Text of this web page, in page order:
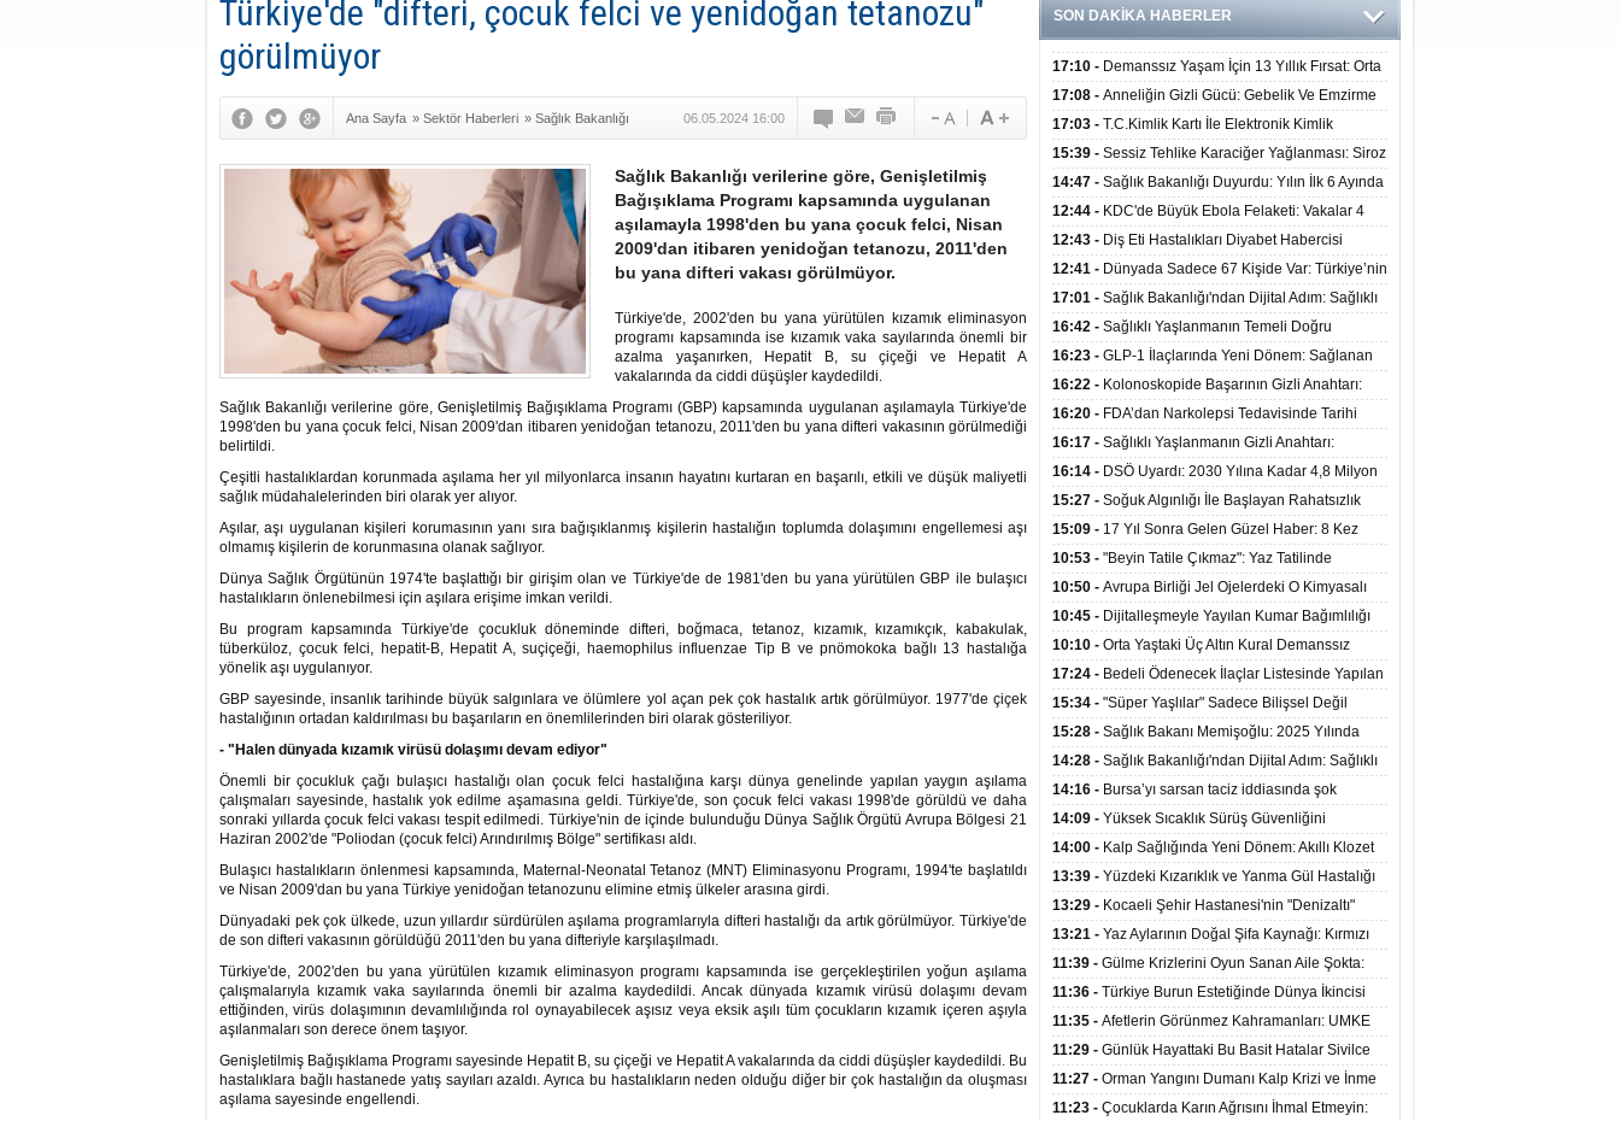
Türkiye'de "difteri, çocuk felci ve yenidoğan tetanozu"
görülmüyor
Ana Sayfa » Sektör Haberleri » Sağlık Bakanlığı 06.05.2024 16:00
Sağlık Bakanlığı verilerine göre, Genişletilmiş
Bağışıklama Programı kapsamında uygulanan
aşılamayla 1998'den bu yana çocuk felci, Nisan
2009'dan itibaren yenidoğan tetanozu, 2011'den
bu yana difteri vakası görülmüyor.
Türkiye'de, 2002'den bu yana yürütülen kızamık eliminasyon
programı kapsamında ise kızamık vaka sayılarında önemli bir
azalma yaşanırken, Hepatit B, su çiçeği ve Hepatit A
vakalarında da ciddi düşüşler kaydedildi.
Sağlık Bakanlığı verilerine göre, Genişletilmiş Bağışıklama Programı (GBP) kapsamında uygulanan aşılamayla Türkiye'de
1998'den bu yana çocuk felci, Nisan 2009'dan itibaren yenidoğan tetanozu, 2011'den bu yana difteri vakasının görülmediği
belirtildi.
Çeşitli hastalıklardan korunmada aşılama her yıl milyonlarca insanın hayatını kurtaran en başarılı, etkili ve düşük maliyetli
sağlık müdahalelerinden biri olarak yer alıyor.
Aşılar, aşı uygulanan kişileri korumasının yanı sıra bağışıklanmış kişilerin hastalığın toplumda dolaşımını engellemesi aşı
olmamış kişilerin de korunmasına olanak sağlıyor.
Dünya Sağlık Örgütünün 1974'te başlattığı bir girişim olan ve Türkiye'de de 1981'den bu yana yürütülen GBP ile bulaşıcı
hastalıkların önlenebilmesi için aşılara erişime imkan verildi.
Bu program kapsamında Türkiye'de çocukluk döneminde difteri, boğmaca, tetanoz, kızamık, kızamıkçık, kabakulak,
tüberküloz, çocuk felci, hepatit-B, Hepatit A, suçiçeği, haemophilus influenzae Tip B ve pnömokoka bağlı 13 hastalığa
yönelik aşı uygulanıyor.
GBP sayesinde, insanlık tarihinde büyük salgınlara ve ölümlere yol açan pek çok hastalık artık görülmüyor. 1977'de çiçek
hastalığının ortadan kaldırılması bu başarıların en önemlilerinden biri olarak gösteriliyor.
- "Halen dünyada kızamık virüsü dolaşımı devam ediyor"
Önemli bir çocukluk çağı bulaşıcı hastalığı olan çocuk felci hastalığına karşı dünya genelinde yapılan yaygın aşılama
çalışmaları sayesinde, hastalık yok edilme aşamasına geldi. Türkiye'de, son çocuk felci vakası 1998'de görüldü ve daha
sonraki yıllarda çocuk felci vakası tespit edilmedi. Türkiye'nin de içinde bulunduğu Dünya Sağlık Örgütü Avrupa Bölgesi 21
Haziran 2002'de "Poliodan (çocuk felci) Arındırılmış Bölge" sertifikası aldı.
Bulaşıcı hastalıkların önlenmesi kapsamında, Maternal-Neonatal Tetanoz (MNT) Eliminasyonu Programı, 1994'te başlatıldı
ve Nisan 2009'dan bu yana Türkiye yenidoğan tetanozunu elimine etmiş ülkeler arasına girdi.
Dünyadaki pek çok ülkede, uzun yıllardır sürdürülen aşılama programlarıyla difteri hastalığı da artık görülmüyor. Türkiye'de
de son difteri vakasının görüldüğü 2011'den bu yana difteriyle karşılaşılmadı.
Türkiye'de, 2002'den bu yana yürütülen kızamık eliminasyon programı kapsamında ise gerçekleştirilen yoğun aşılama
çalışmalarıyla kızamık vaka sayılarında önemli bir azalma kaydedildi. Ancak dünyada kızamık virüsü dolaşımı devam
ettiğinden, virüs dolaşımının devamlılığında rol oynayabilecek aşısız veya eksik aşılı tüm çocukların kızamık içeren aşıyla
aşılanmaları son derece önem taşıyor.
Genişletilmiş Bağışıklama Programı sayesinde Hepatit B, su çiçeği ve Hepatit A vakalarında da ciddi düşüşler kaydedildi. Bu
hastalıklara bağlı hastanede yatış sayıları azaldı. Ayrıca bu hastalıkların neden olduğu diğer bir çok hastalığın da oluşması
aşılama sayesinde engellendi.
SON DAKİKA HABERLER
17:10 - Demanssız Yaşam İçin 13 Yıllık Fırsat: Orta
Yaştaki Yaşam Tarzı Beyin Sağlığını Belirliyor
17:08 - Anneliğin Gizli Gücü: Gebelik Ve Emzirme
Biyolojik Dayanıklılığı Artırabilir Mi?
17:03 - T.C.Kimlik Kartı İle Elektronik Kimlik
Doğrulama Yöntemi (Biyometrik Kimlik Doğrulama
Sistemi) 07.08.2026
15:39 - Sessiz Tehlike Karaciğer Yağlanması: Siroz
Ve Kalp Krizine Davetiye Çıkarıyor!
14:47 - Sağlık Bakanlığı Duyurdu: Yılın İlk 6 Ayında
10 Binden Fazla Hasta Hiperbarik Oksijen Tedavisi
Aldı
12:44 - KDC'de Büyük Ebola Felaketi: Vakalar 4
Bini Aştı, Virüste Mutasyon Şüphesi!
12:43 - Diş Eti Hastalıkları Diyabet Habercisi
Olabilir: Ağız Sağlığı Ve Şeker Arasındaki Çift Yönlü
Bağ Kanıtlandı
12:41 - Dünyada Sadece 67 Kişide Var: Türkiye’nin
İlk Bundgaard Sendromu Vakası Diyarbakır’da
Teşhis Edildi
17:01 - Sağlık Bakanlığı'ndan Dijital Adım: Sağlıklı
Hayat Merkezlerinde Uzaktan Danışmanlık Dönemi
Başladı
16:42 - Sağlıklı Yaşlanmanın Temeli Doğru
Beslenmeden Geçiyor: İleri Yaşta Hangi Besin
Öğelerine İhtiyaç Duyuluyor?
16:23 - GLP-1 İlaçlarında Yeni Dönem: Sağlanan
Faydalar Yalnızca Kilo Kaybıyla Sınırlı Değil
16:22 - Kolonoskopide Başarının Gizli Anahtarı:
Yetersiz Bağırsak Temizliği Poliplerin Gözden
Kaçmasına Neden Oluyor
16:20 - FDA’dan Narkolepsi Tedavisinde Tarihi
Onay: Oreksin Sistemini Hedefleyen İlk İlaç
Kullanıma Sunuldu
16:17 - Sağlıklı Yaşlanmanın Gizli Anahtarı:
Düzenli Kuvvet Antrenmanı Kas Ve Kemik Sağlığını
Koruyor
16:14 - DSÖ Uyardı: 2030 Yılına Kadar 4,8 Milyon
Hemşire ve Ebe Açığı Oluşabilir
15:27 - Soğuk Algınlığı İle Başlayan Rahatsızlık
Karaciğer Yetmezliği Çıktı: 17 Yıl Sonra Nakille
Hayata Tutundu
15:09 - 17 Yıl Sonra Gelen Güzel Haber: 8 Kez
Reddedilen Hastaya 9'uncu Çağrıda Nakil Yapıldı
10:53 - "Beyin Tatile Çıkmaz": Yaz Tatilinde
Öğrenilenlerin Yüzde 39'u Unutulabiliyor
10:50 - Avrupa Birliği Jel Ojelerdeki O Kimyasalı
Yasakladı: Kısırlık ve Alerji Riski Uyarısı
10:45 - Dijitalleşmeyle Yayılan Kumar Bağımlılığı
Beyni ve Aileyi Yıkıma Uğratıyor
10:10 - Orta Yaştaki Üç Altın Kural Demanssız
Yaşamı 13 Yıl Uzatabiliyor
17:24 - Bedeli Ödenecek İlaçlar Listesinde Yapılan
Düzenlemeler Hakkında Duyuru 2026/30
15:34 - "Süper Yaşlılar" Sadece Bilişsel Değil
Fiziksel Olarak da Daha Sağlıklı Yaşıyor
15:28 - Sağlık Bakanı Memişoğlu: 2025 Yılında
300 Bini Aşkın Kişiye Emzirme Eğitimi Verildi
14:28 - Sağlık Bakanlığı'ndan Dijital Adım: Sağlıklı
Hayat Merkezlerinde Uzaktan Sağlık Hizmeti
Başladı
14:16 - Bursa’yı sarsan taciz iddiasında şok
gelişme!
14:09 - Yüksek Sıcaklık Sürüş Güvenliğini
Düşürüyor: 40 Derecede Güvenli Sürüş Süresi 53
Dakikaya İniyor
14:00 - Kalp Sağlığında Yeni Dönem: Akıllı Klozet
Kapağı 30 Saniyede Ritim Bozukluğunu Tespit
Ediyor
13:39 - Yüzdeki Kızarıklık ve Yanma Gül Hastalığı
(Rozasea) Belirtisi Olabilir
13:29 - Kocaeli Şehir Hastanesi'nin "Denizaltı"
Görünümlü Ünitesi Hastalara Umut Oluyor
13:21 - Yaz Aylarının Doğal Şifa Kaynağı: Kırmızı
Meyveler Bağışıklığı ve Kalbi Koruyor
11:39 - Gülme Krizlerini Oyun Sanan Aile Şokta:
3,5 Yaşındaki Çocuk 8 Kez Felç Geçirdi
11:36 - Türkiye Burun Estetiğinde Dünya İkincisi
Oldu
11:35 - Afetlerin Görünmez Kahramanları: UMKE
Dev Kadrosuyla Görev Başında
11:29 - Günlük Hayattaki Bu Basit Hatalar Sivilce
Oluşumunu Tetikliyor
11:27 - Orman Yangını Dumanı Kalp Krizi ve İnme
Riskini Artırıyor
11:23 - Çocuklarda Karın Ağrısını İhmal Etmeyin: